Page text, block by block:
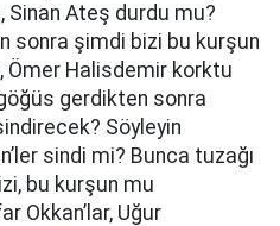
Sinan Ateş durdu mu?
sonra şimdi bizi bu kurşun
Ömer Halisdemir korktu
gerdikten sonra
Söyleyin
sindi mi? Bunca tuzağı
bu kurşun mu
Okkan’lar, Uğur